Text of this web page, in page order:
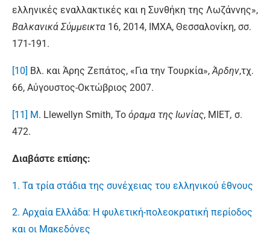
ελληνικές εναλλακτικές και η Συνθήκη της Λωζάννης»,
Βαλκανικά Σύμμεικτα 16, 2014, ΙΜΧΑ, Θεσσαλονίκη, σσ.
171-191.
[10] Βλ. και Άρης Ζεπάτος, «Για την Τουρκία»,Άρδην,τχ.
66, Αύγουστος-Οκτώβριος 2007.
[11] M. Llewellyn Smith, Το όραμα της Iωνίας, ΜΙΕΤ, σ.
472.
Διαβάστε επίσης:
1. Τα τρία στάδια της συνέχειας του ελληνικού έθνους
2. Αρχαία Ελλάδα: Η φυλετική-πολεοκρατική περίοδος
και οι Μακεδόνες